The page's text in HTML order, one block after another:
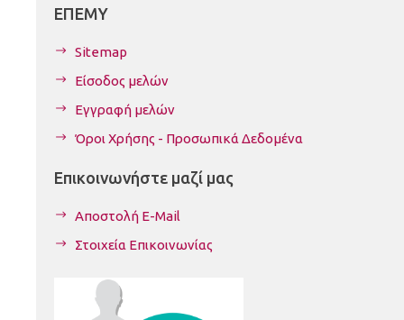
ΕΠΕΜΥ
Sitemap
Είσοδος μελών
Εγγραφή μελών
Όροι Χρήσης - Προσωπικά Δεδομένα
Επικοινωνήστε μαζί μας
Αποστολή E-Mail
Στοιχεία Επικοινωνίας